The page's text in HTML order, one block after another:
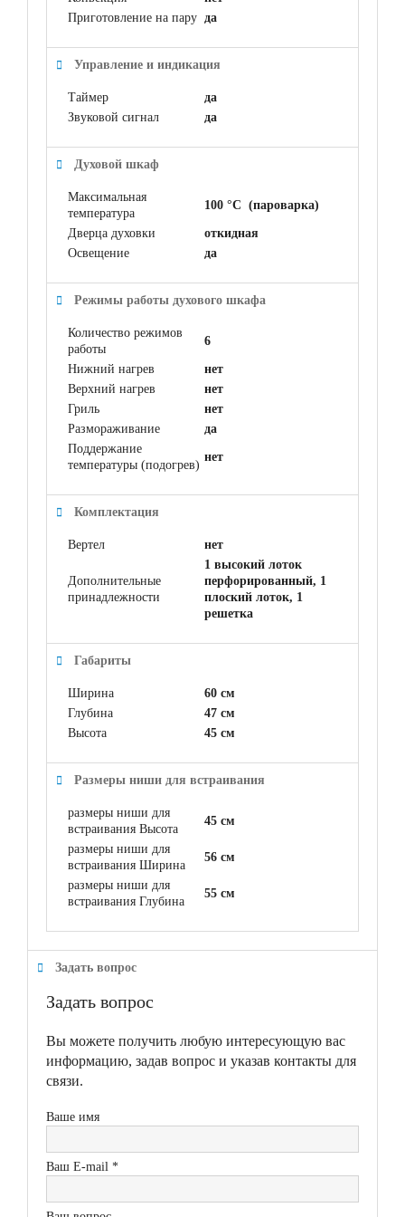
Приготовление на пару да
Управление и индикация
Таймер
да
Звуковой сигнал
да
Духовой шкаф
Максимальная
температура
100 °C (пароварка)
Дверца духовки
откидная
Освещение
да
Режимы работы духового шкафа
Количество режимов
работы
6
Нижний нагрев
нет
Верхний нагрев
нет
Гриль
нет
Размораживание
да
Поддержание
температуры (подогрев)
нет
Комплектация
Вертел нет
Дополнительные
принадлежности
1 высокий лоток
перфорированный, 1
плоский лоток, 1
решетка
Габариты
Ширина
60 см
Глубина
47 см
Высота
45 см
Размеры ниши для встраивания
размеры ниши для
встраивания Высота
45 см
размеры ниши для
встраивания Ширина
56 см
размеры ниши для
встраивания Глубина
55 см
Задать вопрос
Задать вопрос
Вы можете получить любую интересующую вас
информацию, задав вопрос и указав контакты для
связи.
Ваше имя
Ваш E-mail *